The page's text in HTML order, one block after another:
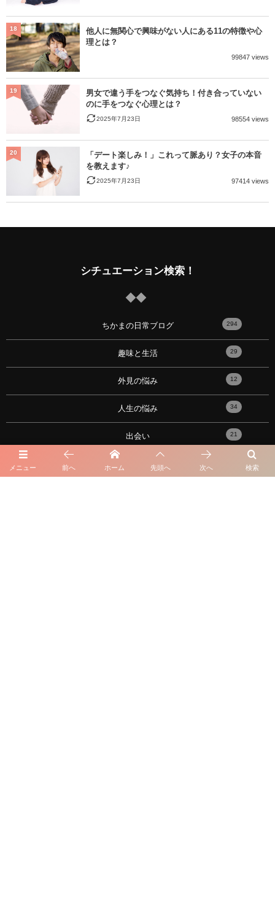
他人に無関心で興味がない人にある11の特徴や心
理とは？
99847 views
18
男女で違う手をつなぐ気持ち！付き合っていない
のに手をつなぐ心理とは？
2025年7月23日 98554 views
19
「デート楽しみ！」これって脈あり？女子の本音
を教えます♪
2025年7月23日 97414 views
20
メニュー 検索
前へ ホーム 先頭へ 次へ
シチュエーション検索！
ちかまの日常ブログ 294
趣味と生活 29
外見の悩み 12
人生の悩み 34
出会い 21
性の悩み